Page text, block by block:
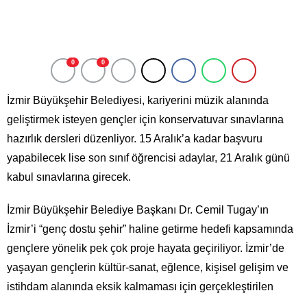
0 0
İzmir Büyükşehir Belediyesi, kariyerini müzik alanında
geliştirmek isteyen gençler için konservatuvar sınavlarına
hazırlık dersleri düzenliyor. 15 Aralık’a kadar başvuru
yapabilecek lise son sınıf öğrencisi adaylar, 21 Aralık günü
kabul sınavlarına girecek.
İzmir Büyükşehir Belediye Başkanı Dr. Cemil Tugay’ın
İzmir’i “genç dostu şehir” haline getirme hedefi kapsamında
gençlere yönelik pek çok proje hayata geçiriliyor. İzmir’de
yaşayan gençlerin kültür-sanat, eğlence, kişisel gelişim ve
istihdam alanında eksik kalmaması için gerçekleştirilen